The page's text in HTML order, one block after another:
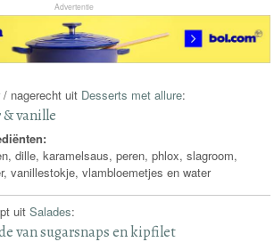
Advertentie
/ nagerecht uit Desserts met allure:
& vanille
dille, karamelsaus, peren, phlox, slagroom,
vanillestokje, vlambloemetjes en water
uitSalades:
van sugarsnaps en kipfilet